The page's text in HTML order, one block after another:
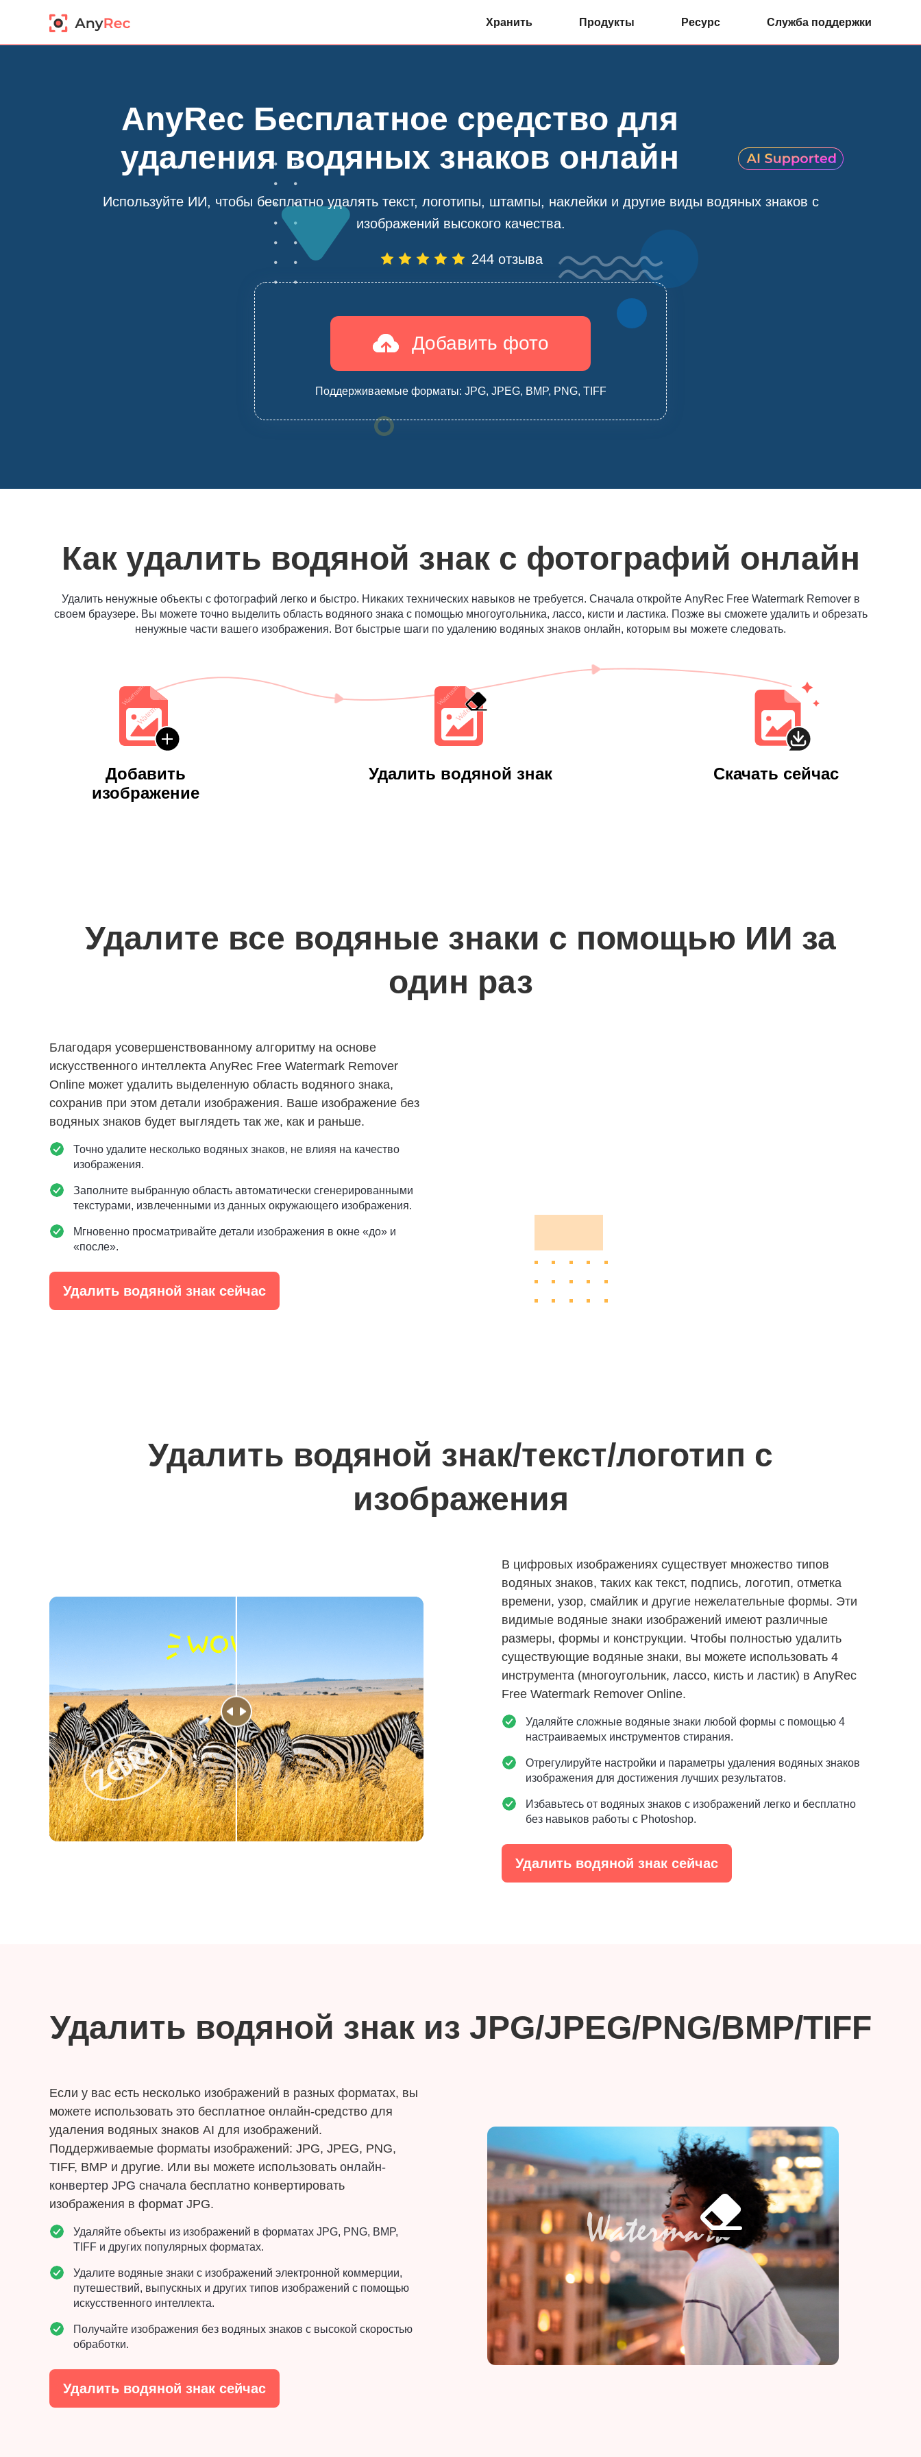
Хранить Продукты Ресурс Служба поддержки
AnyRec Бесплатное средство для
удаления водяных знаков онлайн
Используйте ИИ, чтобы бесплатно удалять текст, логотипы, штампы, наклейки и другие виды водяных знаков с
изображений высокого качества.
244 отзыва
Добавить фото
Поддерживаемые форматы: JPG, JPEG, BMP, PNG, TIFF
Как удалить водяной знак с фотографий онлайн
Удалить ненужные объекты с фотографий легко и быстро. Никаких технических навыков не требуется. Сначала откройте AnyRec Free Watermark Remover в
своем браузере. Вы можете точно выделить область водяного знака с помощью многоугольника, лассо, кисти и ластика. Позже вы сможете удалить и обрезать
ненужные части вашего изображения. Вот быстрые шаги по удалению водяных знаков онлайн, которым вы можете следовать.
Добавить
изображение
Удалить водяной знак Скачать сейчас
Удалите все водяные знаки с помощью ИИ за
один раз
Благодаря усовершенствованному алгоритму на основе
искусственного интеллекта AnyRec Free Watermark Remover
Online может удалить выделенную область водяного знака,
сохранив при этом детали изображения. Ваше изображение без
водяных знаков будет выглядеть так же, как и раньше.
Точно удалите несколько водяных знаков, не влияя на качество
изображения.
Заполните выбранную область автоматически сгенерированными
текстурами, извлеченными из данных окружающего изображения.
Мгновенно просматривайте детали изображения в окне «до» и
«после».
Удалить водяной знак сейчас
Удалить водяной знак/текст/логотип с
изображения
В цифровых изображениях существует множество типов
водяных знаков, таких как текст, подпись, логотип, отметка
времени, узор, смайлик и другие нежелательные формы. Эти
видимые водяные знаки изображений имеют различные
размеры, формы и конструкции. Чтобы полностью удалить
существующие водяные знаки, вы можете использовать 4
инструмента (многоугольник, лассо, кисть и ластик) в AnyRec
Free Watermark Remover Online.
Удаляйте сложные водяные знаки любой формы с помощью 4
настраиваемых инструментов стирания.
Отрегулируйте настройки и параметры удаления водяных знаков
изображения для достижения лучших результатов.
Избавьтесь от водяных знаков с изображений легко и бесплатно
без навыков работы с Photoshop.
Удалить водяной знак сейчас
Удалить водяной знак из JPG/JPEG/PNG/BMP/TIFF
Если у вас есть несколько изображений в разных форматах, вы
можете использовать это бесплатное онлайн-средство для
удаления водяных знаков AI для изображений.
Поддерживаемые форматы изображений: JPG, JPEG, PNG,
TIFF, BMP и другие. Или вы можете использовать онлайн-
конвертер JPG сначала бесплатно конвертировать
изображения в формат JPG.
Удаляйте объекты из изображений в форматах JPG, PNG, BMP,
TIFF и других популярных форматах.
Удалите водяные знаки с изображений электронной коммерции,
путешествий, выпускных и других типов изображений с помощью
искусственного интеллекта.
Получайте изображения без водяных знаков с высокой скоростью
обработки.
Удалить водяной знак сейчас